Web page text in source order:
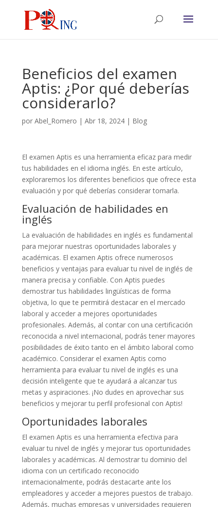
Beneficios del examen
Aptis: ¿Por qué deberías
considerarlo?
por Abel_Romero | Abr 18, 2024| Blog
El examen Aptis es una herramienta eficaz para medir
tus habilidades en el idioma inglés. En este artículo,
exploraremos los diferentes beneficios que ofrece esta
evaluación y por qué deberías considerar tomarla.
Evaluación de habilidades en
inglés
La evaluación de habilidades en inglés es fundamental
para mejorar nuestras oportunidades laborales y
académicas. El examen Aptis ofrece numerosos
beneficios y ventajas para evaluar tu nivel de inglés de
manera precisa y confiable. Con Aptis puedes
demostrar tus habilidades lingüísticas de forma
objetiva, lo que te permitirá destacar en el mercado
laboral y acceder a mejores oportunidades
profesionales. Además, al contar con una certificación
reconocida a nivel internacional, podrás tener mayores
posibilidades de éxito tanto en el ámbito laboral como
académico. Considerar el examen Aptis como
herramienta para evaluar tu nivel de inglés es una
decisión inteligente que te ayudará a alcanzar tus
metas y aspiraciones. ¡No dudes en aprovechar sus
beneficios y mejorar tu perfil profesional con Aptis!
Oportunidades laborales
El examen Aptis es una herramienta efectiva para
evaluar tu nivel de inglés y mejorar tus oportunidades
laborales y académicas. Al demostrar tu dominio del
idioma con un certificado reconocido
internacionalmente, podrás destacarte ante los
empleadores y acceder a mejores puestos de trabajo.
Además, muchas empresas y universidades requieren